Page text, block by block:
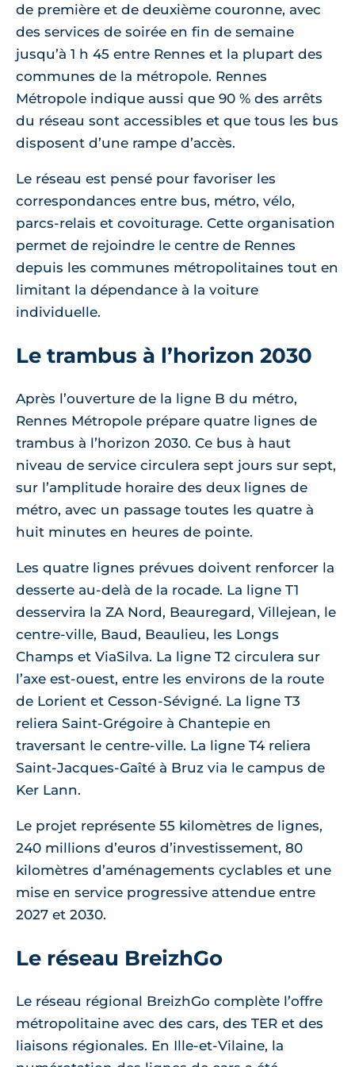
de première et de deuxième couronne, avec
des services de soirée en fin de semaine
jusqu’à 1 h 45 entre Rennes et la plupart des
communes de la métropole. Rennes
Métropole indique aussi que 90 % des arrêts
du réseau sont accessibles et que tous les bus
disposent d’une rampe d’accès.
Le réseau est pensé pour favoriser les
correspondances entre bus, métro, vélo,
parcs-relais et covoiturage. Cette organisation
permet de rejoindre le centre de Rennes
depuis les communes métropolitaines tout en
limitant la dépendance à la voiture
individuelle.
Le trambus à l’horizon 2030
Après l’ouverture de la ligne B du métro,
Rennes Métropole prépare quatre lignes de
trambus à l’horizon 2030. Ce bus à haut
niveau de service circulera sept jours sur sept,
sur l’amplitude horaire des deux lignes de
métro, avec un passage toutes les quatre à
huit minutes en heures de pointe.
Les quatre lignes prévues doivent renforcer la
desserte au-delà de la rocade. La ligne T1
desservira la ZA Nord, Beauregard, Villejean, le
centre-ville, Baud, Beaulieu, les Longs
Champs et ViaSilva. La ligne T2 circulera sur
l’axe est-ouest, entre les environs de la route
de Lorient et Cesson-Sévigné. La ligne T3
reliera Saint-Grégoire à Chantepie en
traversant le centre-ville. La ligne T4 reliera
Saint-Jacques-Gaîté à Bruz via le campus de
Ker Lann.
Le projet représente 55 kilomètres de lignes,
240 millions d’euros d’investissement, 80
kilomètres d’aménagements cyclables et une
mise en service progressive attendue entre
2027 et 2030.
Le réseau BreizhGo
Le réseau régional BreizhGo complète l’offre
métropolitaine avec des cars, des TER et des
liaisons régionales. En Ille-et-Vilaine, la